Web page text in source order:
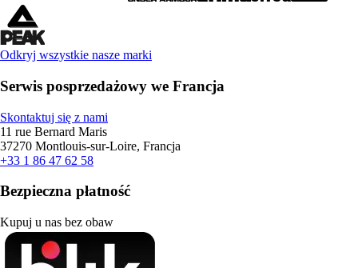
Odkryj wszystkie nasze marki
Serwis posprzedażowy we Francja
Skontaktuj się z nami
11 rue Bernard Maris
37270 Montlouis-sur-Loire, Francja
+33 1 86 47 62 58
Bezpieczna płatność
Kupuj u nas bez obaw